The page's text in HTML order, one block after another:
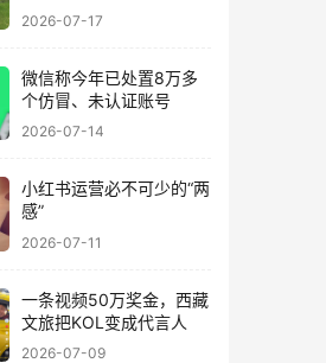
2026-07-17
微信称今年已处置8万多
个仿冒、未认证账号
2026-07-14
小红书运营必不可少的“两
感”
2026-07-11
一条视频50万奖金，西藏
文旅把KOL变成代言人
2026-07-09